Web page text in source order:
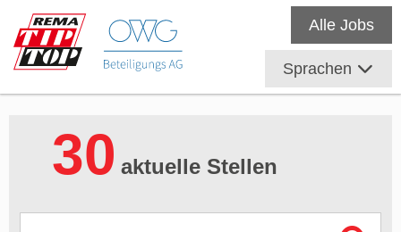
Alle Jobs
Sprachen
30 aktuelle Stellen